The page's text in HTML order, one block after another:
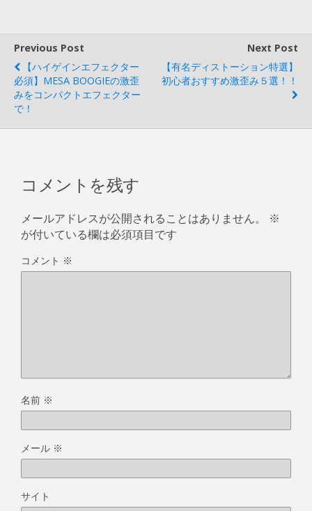
Previous Post
【ハイゲインエフェクター
必須】MESA BOOGIEの激歪
みをコンパクトエフェクター
で！
Next Post
【有名ディストーション特選】
初心者おすすめ激歪み５選！！
コメントを残す
メールアドレスが公開されることはありません。
※
が付いている欄は必須項目です
コメント ※
名前 ※
メール ※
サイト